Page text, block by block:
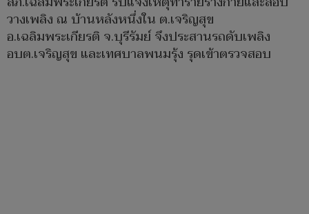
วางเพลิง ณ บ้านหลังหนึ่งใน ต.เจริญสุข
อ.เฉลิมพระเกียรติ จ.บุรีรัมย์ จึงประสานรถดับเพลิง
อบต.เจริญสุข และเทศบาลพนมรุ้ง รุดเข้าตรวจสอบ